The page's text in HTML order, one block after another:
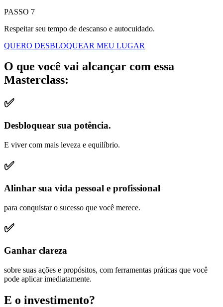
PASSO 7
Respeitar seu tempo de descanso e autocuidado.
QUERO DESBLOQUEAR MEU LUGAR
O que você vai alcançar com essa
Masterclass:
✅
Desbloquear sua potência.
E viver com mais leveza e equilíbrio.
✅
Alinhar sua vida pessoal e profissional
para conquistar o sucesso que você merece.
✅
Ganhar clareza
sobre suas ações e propósitos, com ferramentas práticas que você
pode aplicar imediatamente.
E o investimento?